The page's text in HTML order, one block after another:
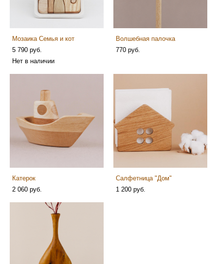
Мозаика Семья и кот
5 790 pуб.
Нет в наличии
Волшебная палочка
770 pуб.
Катерок
2 060 pуб.
Салфетница "Дом"
1 200 pуб.